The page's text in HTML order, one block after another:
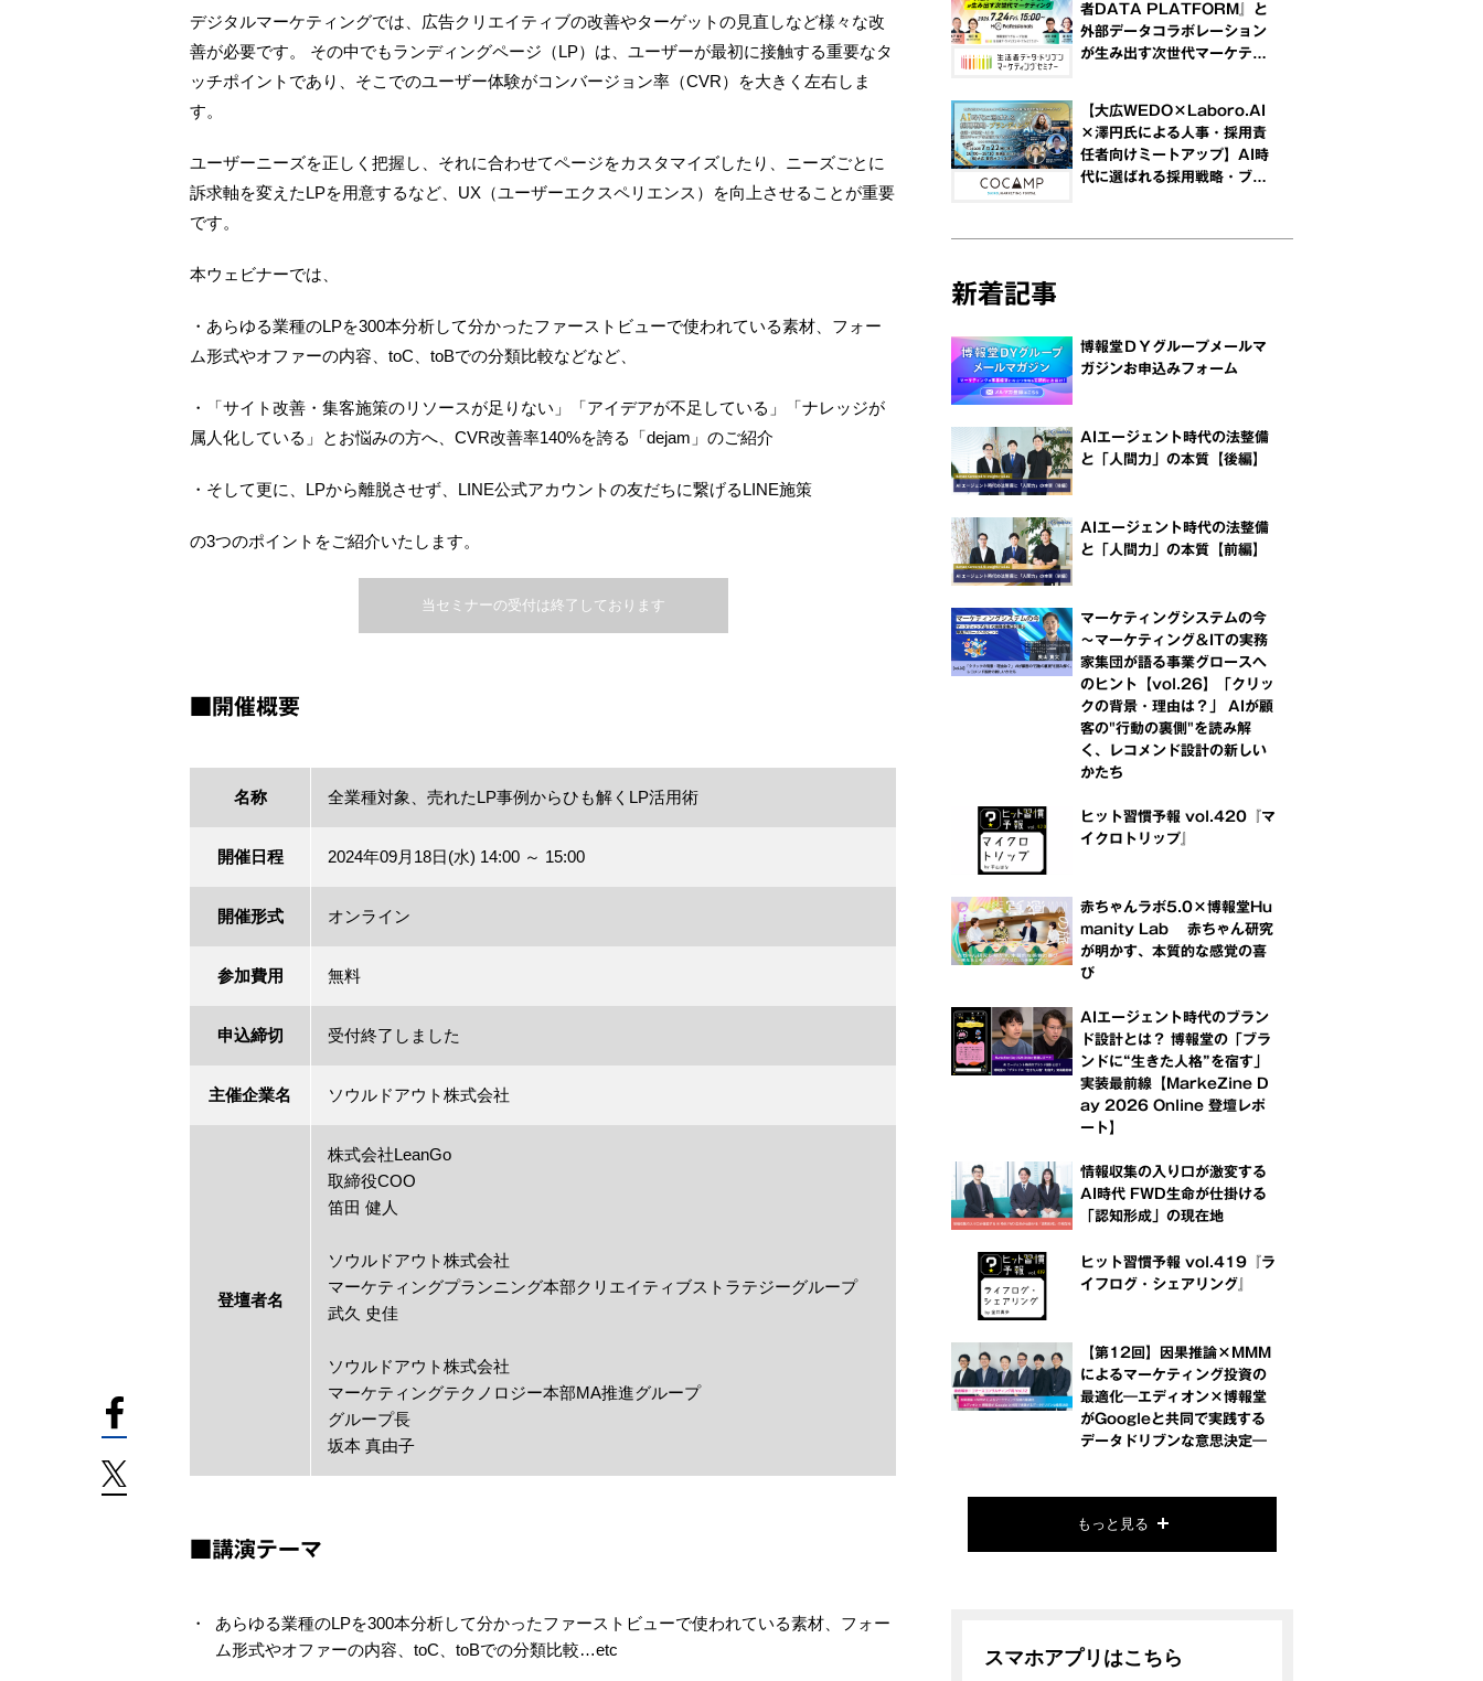
デジタルマーケティングでは、広告クリエイティブの改善やターゲットの見直しなど様々な改
善が必要です。 その中でもランディングページ（LP）は、ユーザーが最初に接触する重要なタ
ッチポイントであり、そこでのユーザー体験がコンバージョン率（CVR）を大きく左右しま
す。
ユーザーニーズを正しく把握し、それに合わせてページをカスタマイズしたり、ニーズごとに
訴求軸を変えたLPを用意するなど、UX（ユーザーエクスペリエンス）を向上させることが重要
です。
本ウェビナーでは、
・あらゆる業種のLPを300本分析して分かったファーストビューで使われている素材、フォー
ム形式やオファーの内容、toC、toBでの分類比較などなど、
・「サイト改善・集客施策のリソースが足りない」「アイデアが不足している」「ナレッジが
属人化している」とお悩みの方へ、CVR改善率140%を誇る「dejam」のご紹介
・そして更に、LPから離脱させず、LINE公式アカウントの友だちに繋げるLINE施策
の3つのポイントをご紹介いたします。
当セミナーの受付は終了しております
■開催概要
名称 全業種対象、売れたLP事例からひも解くLP活用術
開催日程 2024年09月18日(水) 14:00 ～ 15:00
開催形式 オンライン
参加費用 無料
申込締切 受付終了しました
主催企業名 ソウルドアウト株式会社
登壇者名
株式会社LeanGo
取締役COO
笛田 健人
ソウルドアウト株式会社
マーケティングプランニング本部クリエイティブストラテジーグループ
武久 史佳
ソウルドアウト株式会社
マーケティングテクノロジー本部MA推進グループ
グループ長
坂本 真由子
■講演テーマ
あらゆる業種のLPを300本分析して分かったファーストビューで使われている素材、フォー
ム形式やオファーの内容、toC、toBでの分類比較…etc
者DATA PLATFORM』と
外部データコラボレーション
が生み出す次世代マーケティ
【大広WEDO×Laboro.AI
×澤円氏による人事・採用責
任者向けミートアップ】AI時
代に選ばれる採用戦略・ブラ
「オントロジー」～
新着記事
博報堂ＤＹグループメールマ
ガジンお申込みフォーム
AIエージェント時代の法整備
と「人間力」の本質【後編】
AIエージェント時代の法整備
と「人間力」の本質【前編】
マーケティングシステムの今
～マーケティング＆ITの実務
家集団が語る事業グロースへ
のヒント【vol.26】「クリッ
クの背景・理由は？」 AIが顧
客の"行動の裏側"を読み解
く、レコメンド設計の新しい
かたち
ヒット習慣予報 vol.420『マ
イクロトリップ』
赤ちゃんラボ5.0×博報堂Hu
manity Lab 赤ちゃん研究
が明かす、本質的な感覚の喜
び
AIエージェント時代のブラン
ド設計とは？ 博報堂の「ブラ
ンドに“生きた人格”を宿す」
実装最前線【MarkeZine D
ay 2026 Online 登壇レポ
ート】
情報収集の入り口が激変する
AI時代 FWD生命が仕掛ける
「認知形成」の現在地
ヒット習慣予報 vol.419『ラ
イフログ・シェアリング』
【第12回】因果推論×MMM
によるマーケティング投資の
最適化―エディオン×博報堂
がGoogleと共同で実践する
データドリブンな意思決定―
もっと見る
スマホアプリはこちら